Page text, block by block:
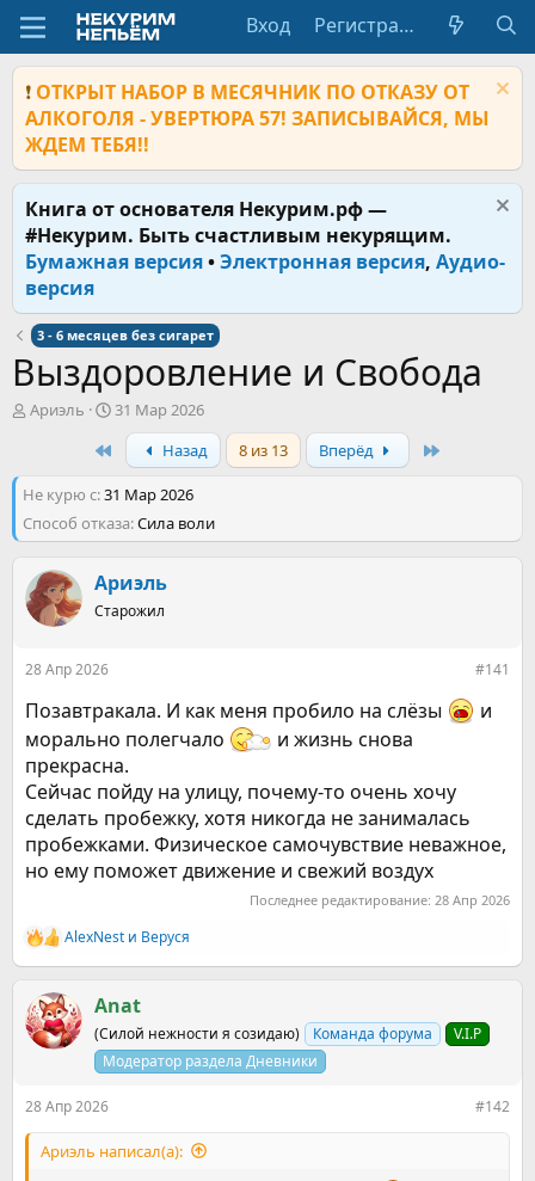
Вход Регистрация
❗ ОТКРЫТ НАБОР В МЕСЯЧНИК ПО ОТКАЗУ ОТ
АЛКОГОЛЯ - УВЕРТЮРА 57! ЗАПИСЫВАЙСЯ, МЫ
ЖДЕМ ТЕБЯ!!
Книга от основателя Некурим.рф —
#Некурим. Быть счастливым некурящим.
Бумажная версия•Электронная версия, Аудио-
версия
3 - 6 месяцев без сигарет
Выздоровление и Свобода
А
р
т
е
ы
Ариэль
Д
н
а
ч
л
31 Мар 2026
Назад 8 из 13 Вперёд
Не курю с 31 Мар 2026
Способ отказа Сила воли
Ариэль
Старожил
28 Апр 2026 #141
Позавтракала. И как меня пробило на слёзы
и
морально полегчало
и жизнь снова
прекрасна.
Сейчас пойду на улицу, почему-то очень хочу
сделать пробежку, хотя никогда не занималась
пробежками. Физическое самочувствие неважное,
но ему поможет движение и свежий воздух
Последнее редактирование: 28 Апр 2026
Р
е
к
ц
и
AlexNest и Веруся
Anat
(Силой нежности я созидаю) Команда форума
V.I.P
Модератор раздела Дневники
28 Апр 2026 #142
Ариэль написал(а):